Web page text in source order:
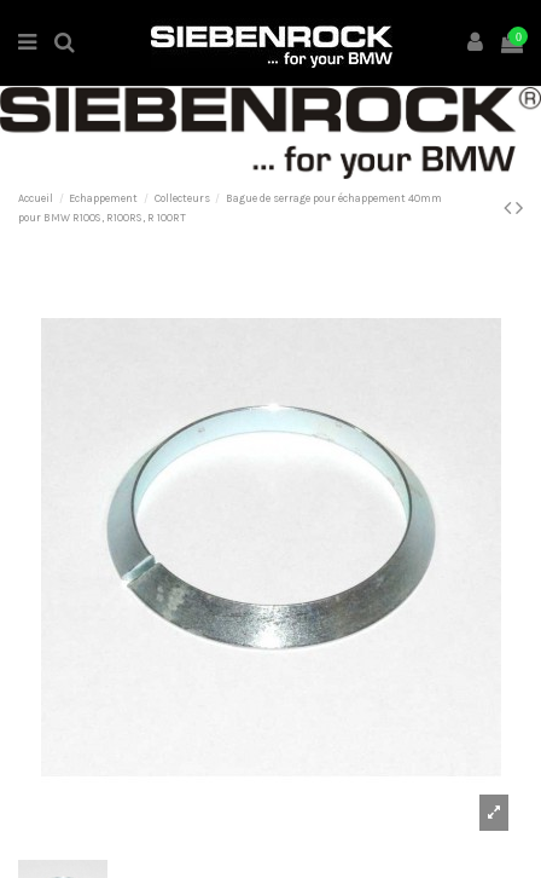
0
Accueil Echappement Collecteurs
Bague de serrage pour échappement 40mm
pour BMW R100S, R100RS, R 100RT